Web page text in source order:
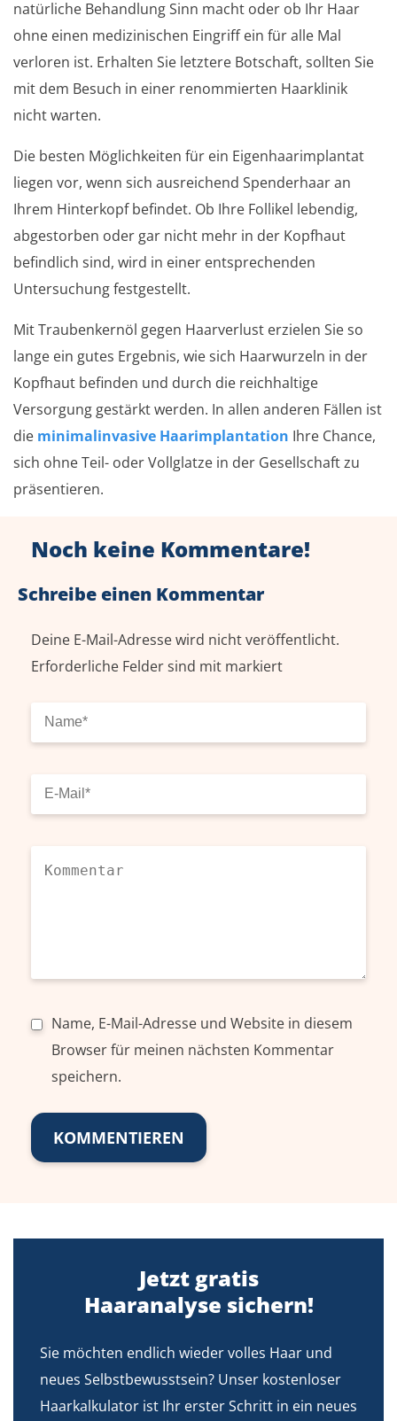
natürliche Behandlung Sinn macht oder ob Ihr Haar
ohne einen medizinischen Eingriff ein für alle Mal
verloren ist. Erhalten Sie letztere Botschaft, sollten Sie
mit dem Besuch in einer renommierten Haarklinik
nicht warten.
Die besten Möglichkeiten für ein Eigenhaarimplantat
liegen vor, wenn sich ausreichend Spenderhaar an
Ihrem Hinterkopf befindet. Ob Ihre Follikel lebendig,
abgestorben oder gar nicht mehr in der Kopfhaut
befindlich sind, wird in einer entsprechenden
Untersuchung festgestellt.
Mit Traubenkernöl gegen Haarverlust erzielen Sie so
lange ein gutes Ergebnis, wie sich Haarwurzeln in der
Kopfhaut befinden und durch die reichhaltige
Versorgung gestärkt werden. In allen anderen Fällen ist
die minimalinvasive Haarimplantation Ihre Chance,
sich ohne Teil- oder Vollglatze in der Gesellschaft zu
präsentieren.
Noch keine Kommentare!
Schreibe einen Kommentar
Deine E-Mail-Adresse wird nicht veröffentlicht.
Erforderliche Felder sind mit markiert
Name, E-Mail-Adresse und Website in diesem
Browser für meinen nächsten Kommentar
speichern.
Jetzt gratis
Haaranalyse sichern!
Sie möchten endlich wieder volles Haar und
neues Selbstbewusstsein? Unser kostenloser
Haarkalkulator ist Ihr erster Schritt in ein neues